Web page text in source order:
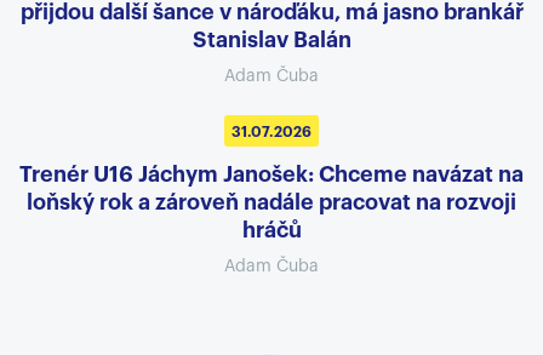
přijdou další šance v nároďáku, má jasno brankář
Stanislav Balán
Adam Čuba
31.07.2026
Trenér U16 Jáchym Janošek: Chceme navázat na
loňský rok a zároveň nadále pracovat na rozvoji
hráčů
Adam Čuba